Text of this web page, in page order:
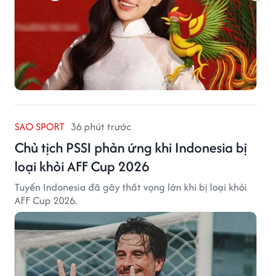
SAO SPORT 36 phút trước
Chủ tịch PSSI phản ứng khi Indonesia bị
loại khỏi AFF Cup 2026
Tuyển Indonesia đã gây thất vọng lớn khi bị loại khỏi
AFF Cup 2026.